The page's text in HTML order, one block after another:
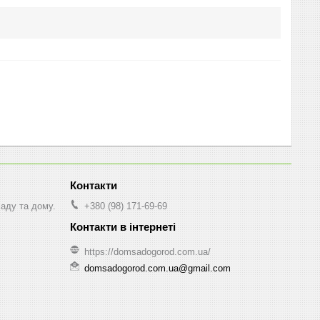
та дому. +380 (98) 171-69-69
https://domsadogorod.com.ua/
domsadogorod.com.ua@gmail.com